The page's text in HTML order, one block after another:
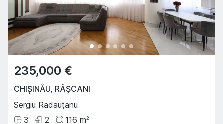
235,000 €
CHIȘINĂU, RÂȘCANI
Sergiu Radauțanu
3
2 116 m2